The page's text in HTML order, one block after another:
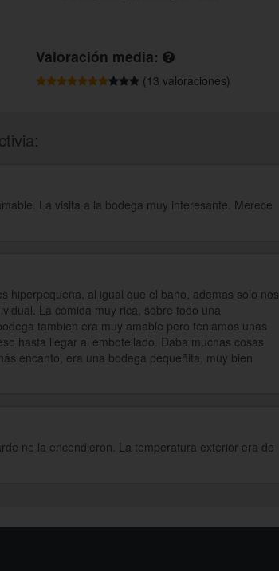
Valoración media:
(13 valoraciones)
La visita a la bodega muy interesante. Merece
hiperpequeña, al igual que el baño, ademas solo nos
La comida muy rica, sobre todo una
tambien era muy amable pero teniamos unas
hasta llegar al embotellado. Daba muchas cosas
encanto, era una bodega pequeñita, muy bien
no la encendieron. La temperatura exterior era de